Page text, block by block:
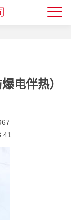
电伴热）